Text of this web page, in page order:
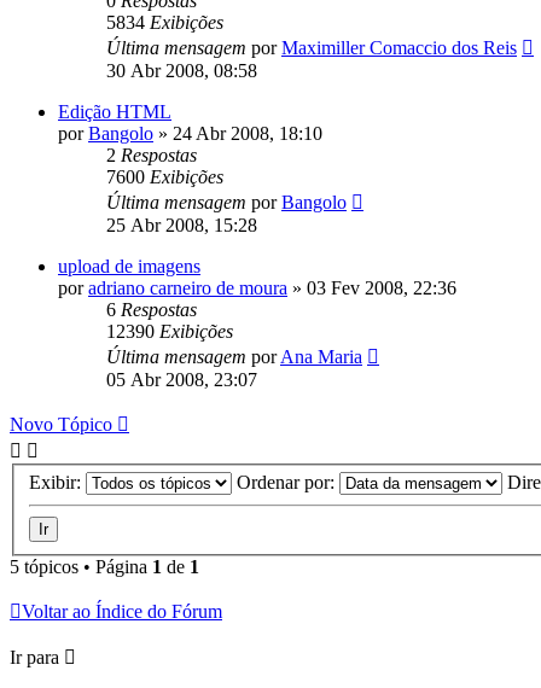
5834 Exibições
Última mensagem porMaximiller Comaccio dos Reis
30 Abr 2008, 08:58
Edição HTML
porBangolo » 24 Abr 2008, 18:10
2 Respostas
7600 Exibições
Última mensagem porBangolo
25 Abr 2008, 15:28
upload de imagens
poradriano carneiro de moura » 03 Fev 2008, 22:36
6 Respostas
12390 Exibições
Última mensagem porAna Maria
05 Abr 2008, 23:07
Novo Tópico
Exibir: Ordenar por:
5 tópicos • Página 1 de 1
Voltar ao Índice do Fórum
Ir para